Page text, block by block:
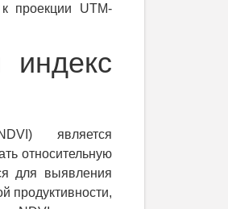
проекции UTM-
индекс
является
относительную
для выявления
продуктивности,